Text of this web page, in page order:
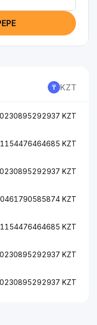
KZT
KZT
KZT
KZT
KZT
KZT
KZT
KZT